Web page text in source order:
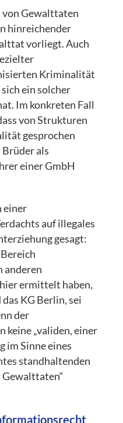
von Gewalttaten
hinreichender
vorliegt. Auch
Kriminalität
ein solcher
Im konkreten Fall
von Strukturen
gesprochen
als
einer GmbH
einer
auf illegales
gesagt:
anderen
ermittelt haben,
das KG Berlin, sei
der
keine „validen, einer
im Sinne eines
standhaltenden